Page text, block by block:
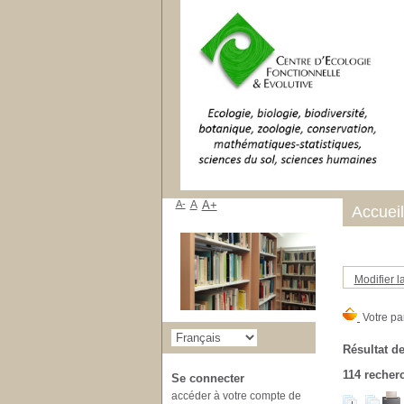
Modifier
Résultat
114
A- A A+
Se connecter
accéder à votre compte de